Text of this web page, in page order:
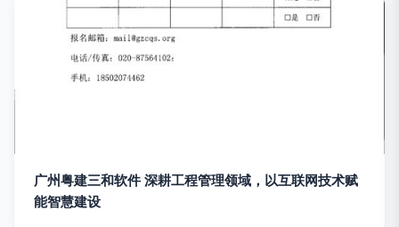
广州粤建三和软件 深耕工程管理领域，以互联网技术赋
能智慧建设